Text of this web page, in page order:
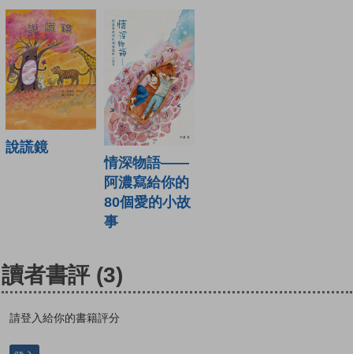
說謊鏡
情深物語——
阿濃寫給你的
80個愛的小故
事
讀者書評 (3)
請登入給你的書籍評分